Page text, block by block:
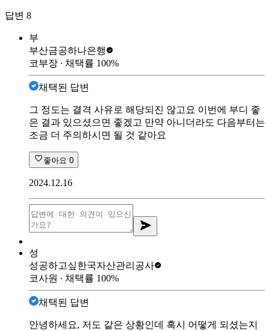
답변 8
부
부산금공하나은행
코부장 ∙ 채택률 100%
채택된 답변
그 정도는 결격 사유로 해당되진 않고요 이번에 부디 좋
은 결과 있으셨으면 좋겠고 만약 아니더라도 다음부터는
조금 더 주의하시면 될 것 같아요
좋아요 0
2024.12.16
성
성공하고싶한국자산관리공사
코사원 ∙ 채택률 100%
채택된 답변
안녕하세요, 저도 같은 상황인데 혹시 어떻게 되셨는지